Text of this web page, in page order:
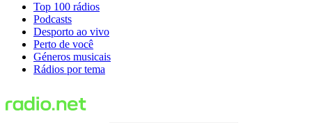
Top 100 rádios
Podcasts
Desporto ao vivo
Perto de você
Géneros musicais
Rádios por tema